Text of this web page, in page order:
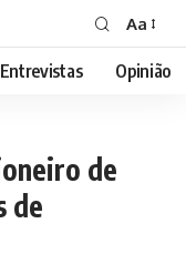
Font
Resizer
Aa
Entrevistas Opinião
de
de